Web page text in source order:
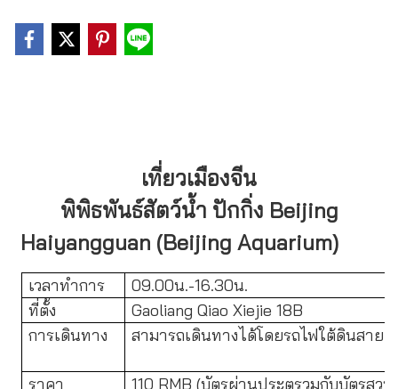
เที่ยวเมืองจีน
พิพิธพันธ์สัตว์น้ำ ปักกิ่ง Beijing
Haiyangguan (Beijing Aquarium)
เวลาทำการ
09.00น.-16.30น.
ที่ตั้ง
Gaoliang Qiao Xiejie 18B
การเดินทาง
สามารถเดินทางได้โดยรถไฟใต้ดินสาย
ราคา 110 RMB (บัตรผ่านประตูรวมกับบัตรสว